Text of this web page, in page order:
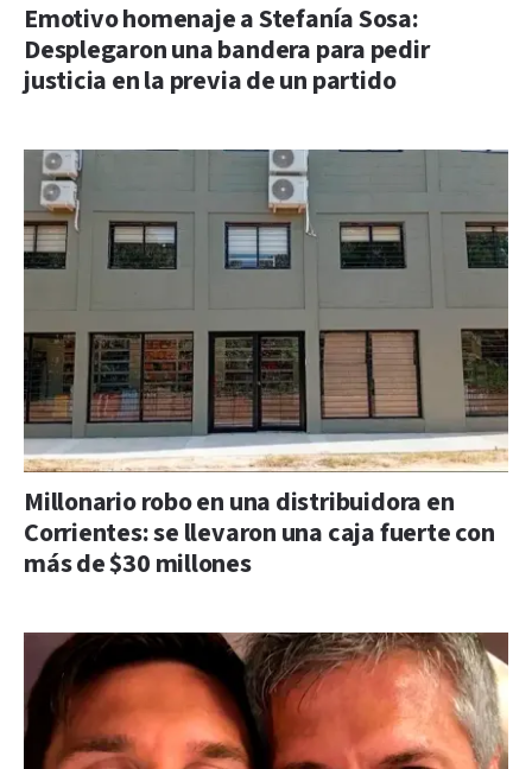
Emotivo homenaje a Stefanía Sosa:
Desplegaron una bandera para pedir
justicia en la previa de un partido
Millonario robo en una distribuidora en
Corrientes: se llevaron una caja fuerte con
más de $30 millones